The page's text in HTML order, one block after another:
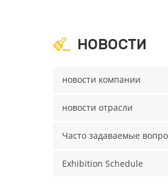
НОВОСТИ
новости компании
новости отрасли
Часто задаваемые
Exhibition Schedule